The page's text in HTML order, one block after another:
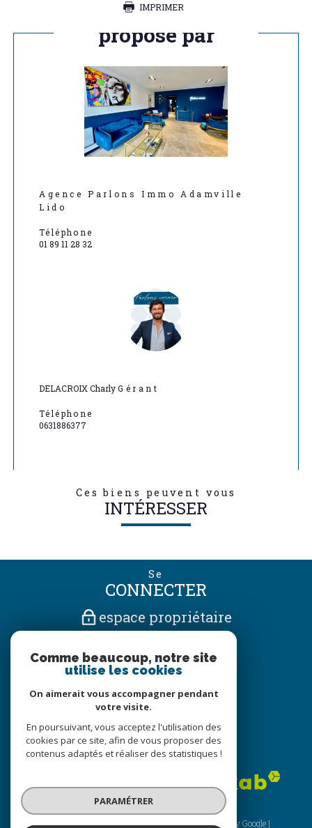
IMPRIMER
Ce bien vous est
proposé par
Agence Parlons Immo Adamville
Lido
Téléphone
01 89 11 28 32
DELACROIX CharlyGérant
Téléphone
0631886377
Ces biens peuvent vous
INTÉRESSER
Se
CONNECTER
espace propriétaire
SUIVRE
Nous
ADHÉRONS
© 2026 | Tous droits réservés | Traduction powered by Google |
Comme beaucoup, notre site
utilise les cookies
On aimerait vous accompagner pendant
votre visite.
En poursuivant, vous acceptez l'utilisation des
cookies par ce site, afin de vous proposer des
contenus adaptés et réaliser des statistiques !
PARAMÉTRER